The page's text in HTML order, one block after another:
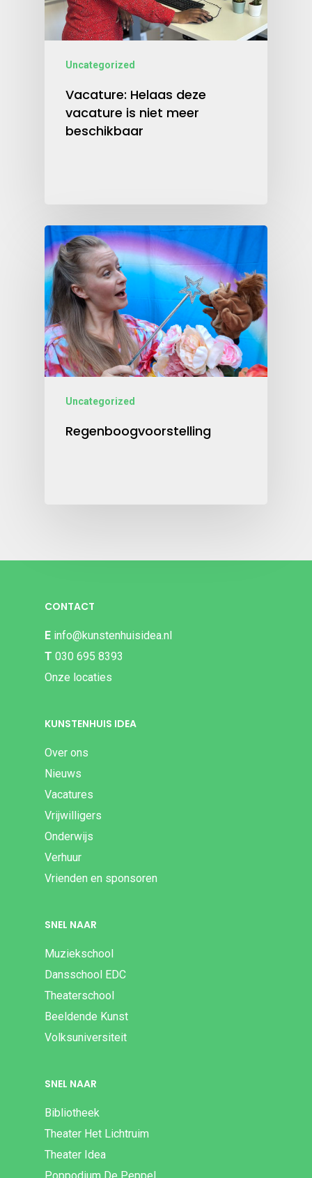
Uncategorized
Vacature: Helaas deze
vacature is niet meer
beschikbaar
Uncategorized
Regenboogvoorstelling
CONTACT
E info@kunstenhuisidea.nl
T 030 695 8393
Onze locaties
KUNSTENHUIS IDEA
Over ons
Nieuws
Vacatures
Vrijwilligers
Onderwijs
Verhuur
Vrienden en sponsoren
SNEL NAAR
Muziekschool
Dansschool EDC
Theaterschool
Beeldende Kunst
Volksuniversiteit
SNEL NAAR
Bibliotheek
Theater Het Lichtruim
Theater Idea
Poppodium De Peppel